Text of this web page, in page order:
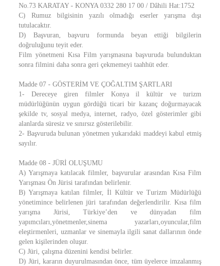
No.73 KARATAY - KONYA 0332 280 17 00 / Dâhili Hat:1752
C) Rumuz bilgisinin yazılı olmadığı eserler yarışma dışı
tutulacaktır.
D) Başvuran, başvuru formunda beyan ettiği bilgilerin
doğruluğunu teyit eder.
Film yönetmeni Kısa Film yarışmasına başvuruda bulunduktan
sonra filmini daha sonra geri çekmemeyi taahhüt eder.
Madde 07 - GÖSTERİM VE ÇOĞALTIM ŞARTLARI
1- Dereceye giren filmler Konya il kültür ve turizm
müdürlüğünün uygun gördüğü ticari bir kazanç doğurmayacak
şekilde tv, sosyal medya, internet, radyo, özel gösterimler gibi
alanlarda süresiz ve sınırsız gösterilebilir.
2- Başvuruda bulunan yönetmen yukarıdaki maddeyi kabul etmiş
sayılır.
Madde 08 - JÜRİ OLUŞUMU
A) Yarışmaya katılacak filmler, başvurular arasından Kısa Film
Yarışması Ön Jürisi tarafından belirlenir.
B) Yarışmaya katılan filmler, İl Kültür ve Turizm Müdürlüğü
yönetimince belirlenen jüri tarafından değerlendirilir. Kısa film
yarışma Jürisi, Türkiye’den ve dünyadan film
yapımcıları,yönetmenler,sinema yazarları,oyuncular,film
eleştirmenleri, uzmanlar ve sinemayla ilgili sanat dallarının önde
gelen kişilerinden oluşur.
C) Jüri, çalışma düzenini kendisi belirler.
D) Jüri, kararın duyurulmasından önce, tüm üyelerce imzalanmış